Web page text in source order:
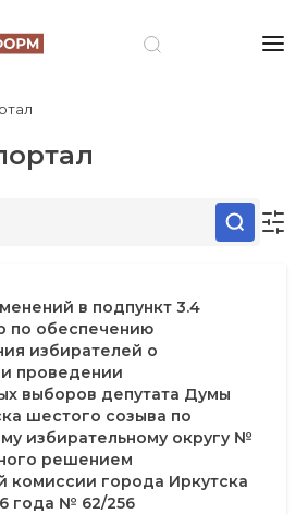
в подпункт 3.4
по обеспечению
избирателей о
проведении
выборов депутата Думы
шестого созыва по
избирательному округу №
решением
комиссии города Иркутска
года № 62/256